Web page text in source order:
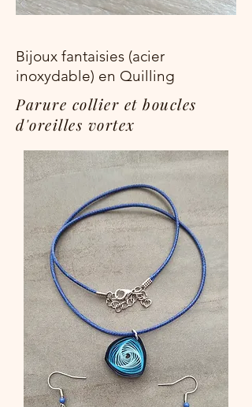
Bijoux fantaisies (acier
inoxydable) en Quilling
Parure collier et boucles
d'oreilles vortex